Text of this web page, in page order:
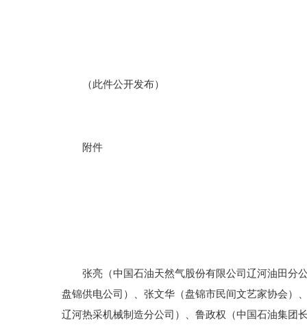
（此件公开发布）
附件
张亮（中国石油天然气股份有限公司辽河油田分公
盘锦供电公司）、张文华（盘锦市民间文艺家协会）
辽河热采机械制造分公司）、鲁政权（中国石油集团